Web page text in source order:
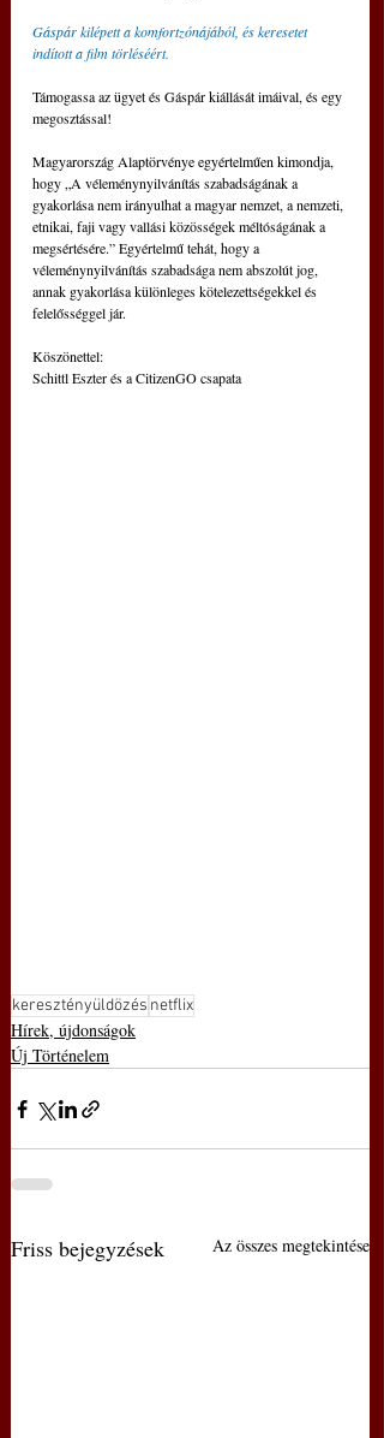
Gáspár kilépett a komfortzónájából, és keresetet
indított a film törléséért.
Támogassa az ügyet és Gáspár kiállását imáival, és egy
megosztással!
Magyarország Alaptörvénye egyértelműen kimondja,
hogy „A véleménynyilvánítás szabadságának a
gyakorlása nem irányulhat a magyar nemzet, a nemzeti,
etnikai, faji vagy vallási közösségek méltóságának a
megsértésére.” Egyértelmű tehát, hogy a
véleménynyilvánítás szabadsága nem abszolút jog,
annak gyakorlása különleges kötelezettségekkel és
felelősséggel jár.
Köszönettel:
Schittl Eszter és a CitizenGO csapata
keresztényüldözés netflix
Hírek, újdonságok
Új Történelem
Friss bejegyzések Az összes megtekintése